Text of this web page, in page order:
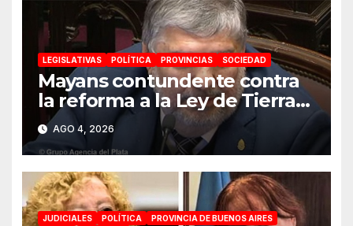
LEGISLATIVAS POLÍTICA PROVINCIAS SOCIEDAD
Mayans contundente contra
la reforma a la Ley de Tierras:
«Esta ley vende el país»
AGO 4, 2026
JUDICIALES POLÍTICA
PROVINCIA DE BUENOS AIRES